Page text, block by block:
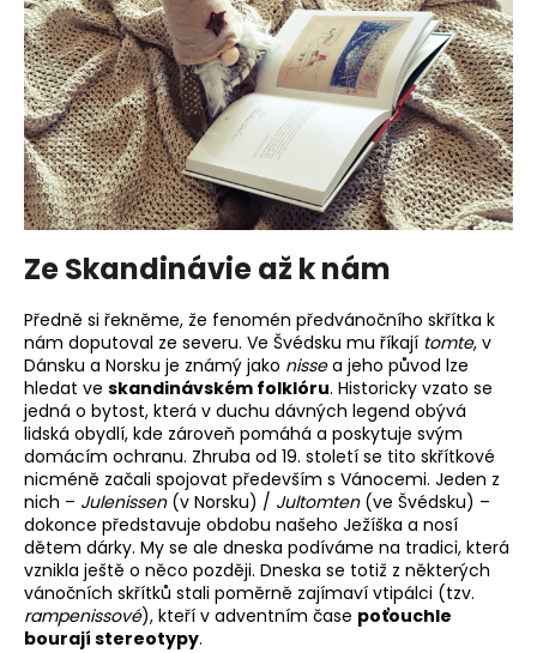
Ze Skandinávie až k nám
Předně si řekněme, že fenomén předvánočního skřítka k
nám doputoval ze severu. Ve Švédsku mu říkají tomte, v
Dánsku a Norsku je známý jako nissea jeho původ lze
hledat ve skandinávském folklóru. Historicky vzato se
jedná o bytost, která v duchu dávných legend obývá
lidská obydlí, kde zároveň pomáhá a poskytuje svým
domácím ochranu. Zhruba od 19. století se tito skřítkové
nicméně začali spojovat především s Vánocemi. Jeden z
nich – Julenissen(v Norsku) / Jultomten(ve Švédsku) –
dokonce představuje obdobu našeho Ježíška a nosí
dětem dárky. My se ale dneska podíváme na tradici, která
vznikla ještě o něco později. Dneska se totiž z některých
vánočních skřítků stali poměrně zajímaví vtipálci (tzv.
rampenissové), kteří v adventním čase poťouchle
bourají stereotypy.
HLEDAT
D
o
p
o
r
u
č
u
j
e
m
e